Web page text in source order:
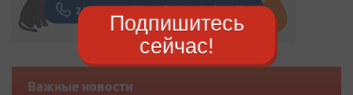
Важные новости
Подпишитесь
сейчас!